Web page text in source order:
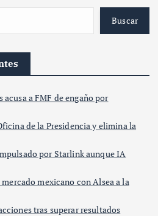
Buscar
acusa a FMF de engaño por
de la Presidencia y elimina la
por Starlink aunque IA
mexicano con Alsea a la
tras superar resultados